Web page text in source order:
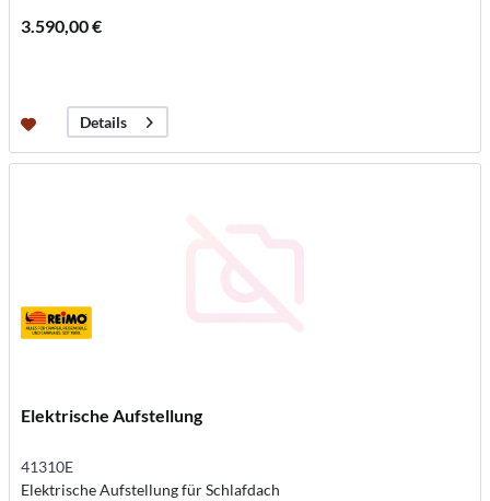
3.590,00 €
Details
Elektrische Aufstellung
41310E
Elektrische Aufstellung für Schlafdach